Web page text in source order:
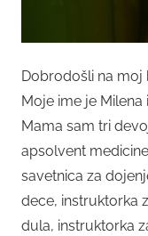
Dobrodošli na moj
Moje ime je
Mama sam tri
apsolvent
savetnica za
dece, instruktorka
dula, instruktorka